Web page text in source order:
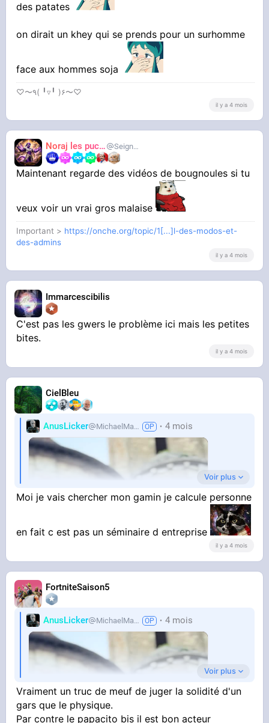
des patates
on dirait un khey qui se prends pour un surhomme
face aux hommes soja
♡〜٩( ╹▿╹ )۶〜♡
il y a 4 mois
Noraj les pucix SeigneurCooler
Maintenant regarde des vidéos de bougnoules si tu
veux voir un vrai gros malaise
Important > https://onche.org/topic/1[...]l-des-modos-et-
des-admins
il y a 4 mois
Immarcescibilis
C'est pas les gwers le problème ici mais les petites
bites.
il y a 4 mois
CielBleu
AnusLicker MichaelMann 4 mois
Voir plus
Moi je vais chercher mon gamin je calcule personne
en fait c est pas un séminaire d entreprise
il y a 4 mois
FortniteSaison5
AnusLicker MichaelMann 4 mois
Voir plus
Vraiment un truc de meuf de juger la solidité d'un
gars que le physique.
Par contre le papacito bis il est bon acteur